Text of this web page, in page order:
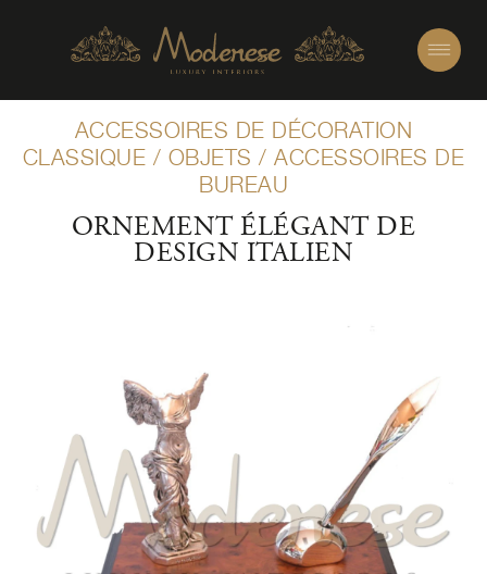
ACCESSOIRES DE DÉCORATION
CLASSIQUE / OBJETS /ACCESSOIRES DE
BUREAU
ORNEMENT ÉLÉGANT DE
DESIGN ITALIEN